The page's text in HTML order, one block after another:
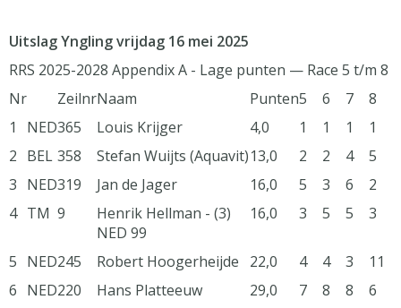
Uitslag Yngling vrijdag 16 mei 2025
RRS 2025-2028 Appendix A - Lage punten — Race 5 t/m 8
Nr
ZeilnrNaam Punten5 6 7
8
1
NED365 Louis Krijger 4,0 1 1 1
1
2 BEL 358 Stefan Wuijts (Aquavit)13,0 2 2 4
5
3 NED319 Jan de Jager 16,0 5 3 6
2
4 TM 9
Henrik Hellman - (3)
NED 99
16,0 3 5 5 3
5 NED245 Robert Hoogerheijde 22,0 4 4 3
11
6 NED220 Hans Platteeuw 29,0 7 8 8
6